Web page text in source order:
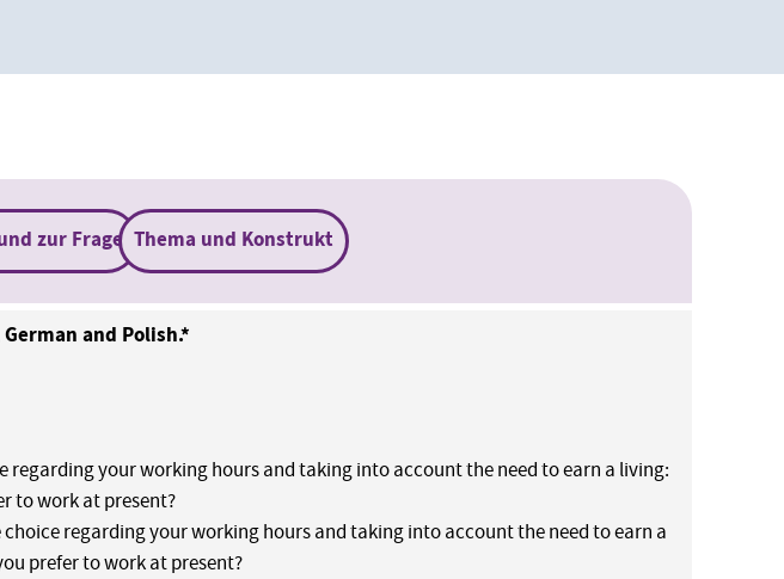
zur Frage Thema und Konstrukt
and Polish.*
regarding your working hours and taking into account the need to earn a living:
to work at present?
regarding your working hours and taking into account the need to earn a
prefer to work at present?